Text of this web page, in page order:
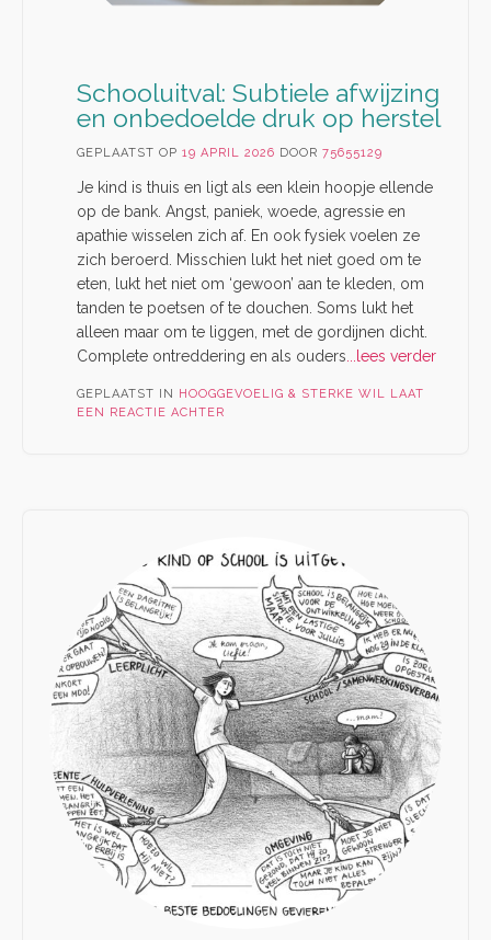
Schooluitval: Subtiele afwijzing
en onbedoelde druk op herstel
GEPLAATST OP 19 APRIL 2026 DOOR 75655129
Je kind is thuis en ligt als een klein hoopje ellende
op de bank. Angst, paniek, woede, agressie en
apathie wisselen zich af. En ook fysiek voelen ze
zich beroerd. Misschien lukt het niet goed om te
eten, lukt het niet om ‘gewoon’ aan te kleden, om
tanden te poetsen of te douchen. Soms lukt het
alleen maar om te liggen, met de gordijnen dicht.
Complete ontreddering en als ouders ...lees verder
GEPLAATST IN HOOGGEVOELIG & STERKE WIL LAAT
EEN REACTIE ACHTER